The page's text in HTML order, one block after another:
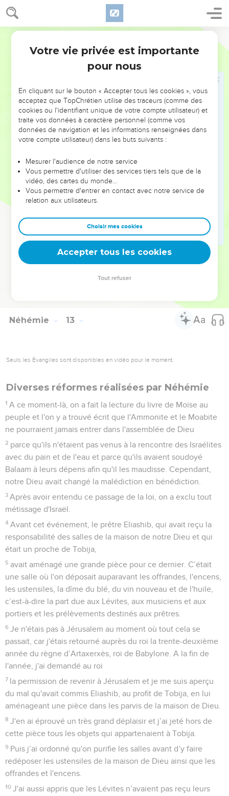
Néhémie 12
loin les cris de joie de Jérusalem.
Les parts réservées aux prêtres et aux
lévites
C’est à ce moment-là qu’on a désigné des hommes pour
offrandes, des premières récoltes et des dîmes et on les a
chargés d'y rassembler les parts accordées par la loi aux
prêtres et aux Lévites au nom des divers territoires. En effet,
Juda se réjouissait de ce que les prêtres et les Lévites
étaient à leur poste,
assurant le service de leur Dieu et des purifications. Quant
aux musiciens et aux portiers, ils respectaient l'ordre laissé
par David et par son fils Salomon.
En effet, à l’époque de David et d'Asaph déjà, cela faisait
des chants de louange et de reconnaissance en l'honneur de
Dieu.
A l’époque de Zorobabel comme à celle de Néhémie, tout
Israël faisait don des parts journalières destinées aux
musiciens et aux portiers ; il donnait aussi aux Lévites les
Néhémie 13
Seuls les Évangiles sont disponibles en vidéo pour le moment.
Diverses réformes réalisées par Néhémie
1 A ce moment-là, on a fait la lecture du livre de Moïse au
peuple et l'on y a trouvé écrit que l'Ammonite et le Moabite
ne pourraient jamais entrer dans l'assemblée de Dieu
2 parce qu'ils n'étaient pas venus à la rencontre des Israélites
avec du pain et de l'eau et parce qu'ils avaient soudoyé
Balaam à leurs dépens afin qu'il les maudisse. Cependant,
notre Dieu avait changé la malédiction en bénédiction.
3 Après avoir entendu ce passage de la loi, on a exclu tout
métissage d'Israël.
4 Avant cet événement, le prêtre Eliashib, qui avait reçu la
responsabilité des salles de la maison de notre Dieu et qui
était un proche de Tobija,
5 avait aménagé une grande pièce pour ce dernier. C’était
une salle où l'on déposait auparavant les offrandes, l'encens,
les ustensiles, la dîme du blé, du vin nouveau et de l'huile,
c’est-à-dire la part due aux Lévites, aux musiciens et aux
portiers et les prélèvements destinés aux prêtres.
6 Je n'étais pas à Jérusalem au moment où tout cela se
passait, car j'étais retourné auprès du roi la trente-deuxième
année du règne d’Artaxerxès, roi de Babylone. A la fin de
l'année, j'ai demandé au roi
7 la permission de revenir à Jérusalem et je me suis aperçu
du mal qu'avait commis Eliashib, au profit de Tobija, en lui
aménageant une pièce dans les parvis de la maison de Dieu.
8 J'en ai éprouvé un très grand déplaisir et j’ai jeté hors de
cette pièce tous les objets qui appartenaient à Tobija.
9 Puis j’ai ordonné qu'on purifie les salles avant d’y faire
redéposer les ustensiles de la maison de Dieu ainsi que les
offrandes et l'encens.
10 J'ai aussi appris que les Lévites n’avaient pas reçu leurs
Votre vie privée est importante
pour nous
En cliquant sur le bouton « Accepter tous les cookies », vous
acceptez que TopChrétien utilise des traceurs (comme des
cookies ou l'identifiant unique de votre compte utilisateur) et
traite vos données à caractère personnel (comme vos
données de navigation et les informations renseignées dans
votre compte utilisateur) dans les buts suivants :
Mesurer l'audience de notre service
Vous permettre d'utiliser des services tiers tels que de la
vidéo, des cartes du monde…
Vous permettre d'entrer en contact avec notre service de
relation aux utilisateurs.
Choisir mes cookies
Accepter tous les cookies
Tout refuser